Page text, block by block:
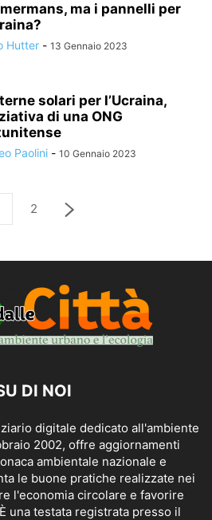
ma i pannelli per
Hutter - 13 Gennaio 2023
solari per l’Ucraina,
di una ONG
Paolini - 10 Gennaio 2023
2
DI NOI
digitale dedicato all'ambiente
2002, offre aggiornamenti
ambientale nazionale e
le buone pratiche realizzate nei
l'economia circolare e favorire
una testata registrata presso il